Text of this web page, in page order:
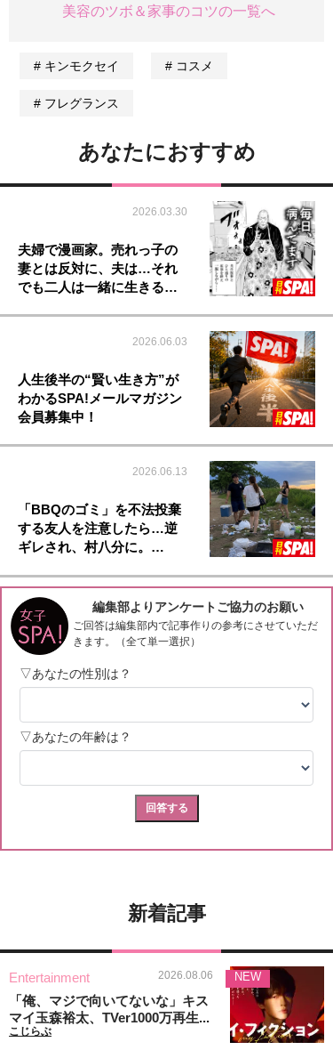
美容のツボ＆家事のコツの一覧へ
キンモクセイ コスメ
フレグランス
あなたにおすすめ
2026.03.30
夫婦で漫画家。売れっ子の
妻とは反対に、夫は…それ
でも二人は一緒に生きる…
2026.06.03
人生後半の“賢い生き方”が
わかるSPA!メールマガジン
会員募集中！
2026.06.13
「BBQのゴミ」を不法投棄
する友人を注意したら…逆
ギレされ、村八分に。…
新着記事
Entertainment 2026.08.06
「俺、マジで向いてないな」キス
マイ玉森裕太、TVer1000万再生...
こじらぶ
NEW